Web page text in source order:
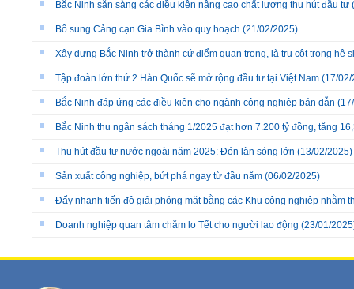
Bắc Ninh sẵn sàng các điều kiện nâng cao chất lượng thu hút đầu tư
Bổ sung Cảng cạn Gia Bình vào quy hoạch (21/02/2025)
Xây dựng Bắc Ninh trở thành cứ điểm quan trọng, là trụ cột trong hệ
Tập đoàn lớn thứ 2 Hàn Quốc sẽ mở rộng đầu tư tại Việt Nam (17/
Bắc Ninh đáp ứng các điều kiện cho ngành công nghiệp bán dẫn
Bắc Ninh thu ngân sách tháng 1/2025 đạt hơn 7.200 tỷ đồng, tăng
Thu hút đầu tư nước ngoài năm 2025: Đón làn sóng lớn (13/02/2025)
Sản xuất công nghiệp, bứt phá ngay từ đầu năm (06/02/2025)
Đẩy nhanh tiến độ giải phóng mặt bằng các Khu công nghiệp nhằm
Doanh nghiệp quan tâm chăm lo Tết cho người lao động (23/01/